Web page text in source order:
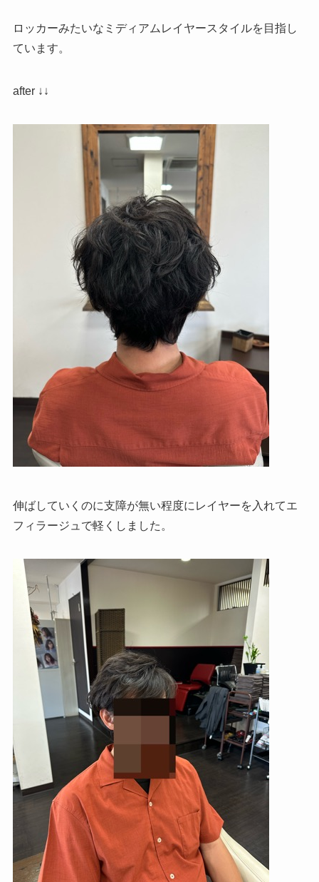
ロッカーみたいなミディアムレイヤースタイルを目指し
ています。
after ↓↓
伸ばしていくのに支障が無い程度にレイヤーを入れてエ
フィラージュで軽くしました。